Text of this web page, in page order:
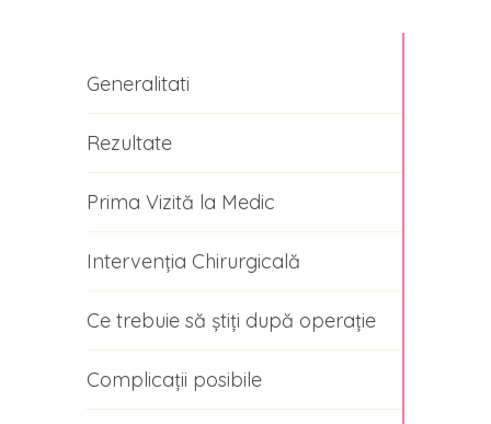
Generalitati
Rezultate
Prima Vizită la Medic
Intervenția Chirurgicală
Ce trebuie să știți după operație
Complicații posibile